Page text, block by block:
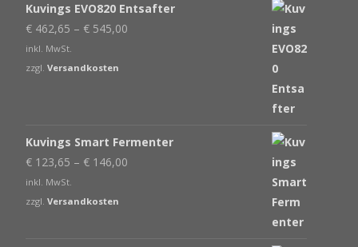
Kuvings EVO820 Entsafter
€ 462,65 – € 545,00
inkl. MwSt.
zzgl. Versandkosten
Kuvings Smart Fermenter
€ 123,65 – € 146,00
inkl. MwSt.
zzgl. Versandkosten